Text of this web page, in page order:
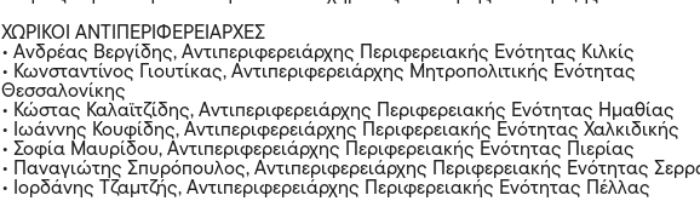
ΧΩΡΙΚΟΙ ΑΝΤΙΠΕΡΙΦΕΡΕΙΑΡΧΕΣ
• Ανδρέας Βεργίδης, Αντιπεριφερειάρχης Περιφερειακής Ενότητας Κιλκίς
• Κωνσταντίνος Γιουτίκας, Αντιπεριφερειάρχης Μητροπολιτικής Ενότητας
Θεσσαλονίκης
• Κώστας Καλαϊτζίδης, Αντιπεριφερειάρχης Περιφερειακής Ενότητας Ημαθίας
• Ιωάννης Κουφίδης, Αντιπεριφερειάρχης Περιφερειακής Ενότητας Χαλκιδικής
• Σοφία Μαυρίδου, Αντιπεριφερειάρχης Περιφερειακής Ενότητας Πιερίας
• Παναγιώτης Σπυρόπουλος, Αντιπεριφερειάρχης Περιφερειακής Ενότητας
• Ιορδάνης Τζαμτζής, Αντιπεριφερειάρχης Περιφερειακής Ενότητας Πέλλας